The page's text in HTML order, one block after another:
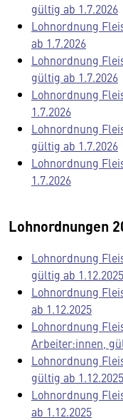
gültig ab 1.7.2026
Lohnordnung
ab 1.7.2026
Lohnordnung
gültig ab 1.7.2026
Lohnordnung
1.7.2026
Lohnordnung
gültig ab 1.7.2026
Lohnordnung
1.7.2026
Lohnordnungen
Lohnordnung
gültig ab 1.12.2025
Lohnordnung
ab 1.12.2025
Lohnordnung
Arbeiter:innen,
Lohnordnung
gültig ab 1.12.2025
Lohnordnung
ab 1.12.2025